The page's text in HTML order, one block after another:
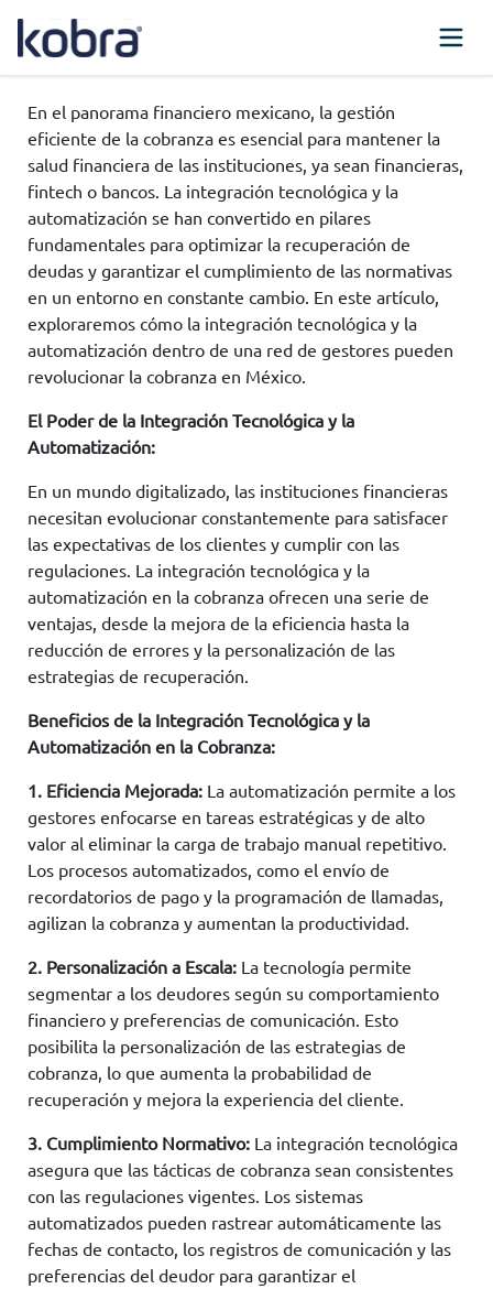
En el panorama financiero mexicano, la gestión
eficiente de la cobranza es esencial para mantener la
salud financiera de las instituciones, ya sean financieras,
fintech o bancos. La integración tecnológica y la
automatización se han convertido en pilares
fundamentales para optimizar la recuperación de
deudas y garantizar el cumplimiento de las normativas
en un entorno en constante cambio. En este artículo,
exploraremos cómo la integración tecnológica y la
automatización dentro de una red de gestores pueden
revolucionar la cobranza en México.
El Poder de la Integración Tecnológica y la
Automatización:
En un mundo digitalizado, las instituciones financieras
necesitan evolucionar constantemente para satisfacer
las expectativas de los clientes y cumplir con las
regulaciones. La integración tecnológica y la
automatización en la cobranza ofrecen una serie de
ventajas, desde la mejora de la eficiencia hasta la
reducción de errores y la personalización de las
estrategias de recuperación.
Beneficios de la Integración Tecnológica y la
Automatización en la Cobranza:
1. Eficiencia Mejorada: La automatización permite a los
gestores enfocarse en tareas estratégicas y de alto
valor al eliminar la carga de trabajo manual repetitivo.
Los procesos automatizados, como el envío de
recordatorios de pago y la programación de llamadas,
agilizan la cobranza y aumentan la productividad.
2. Personalización a Escala: La tecnología permite
segmentar a los deudores según su comportamiento
financiero y preferencias de comunicación. Esto
posibilita la personalización de las estrategias de
cobranza, lo que aumenta la probabilidad de
recuperación y mejora la experiencia del cliente.
3. Cumplimiento Normativo: La integración tecnológica
asegura que las tácticas de cobranza sean consistentes
con las regulaciones vigentes. Los sistemas
automatizados pueden rastrear automáticamente las
fechas de contacto, los registros de comunicación y las
preferencias del deudor para garantizar el